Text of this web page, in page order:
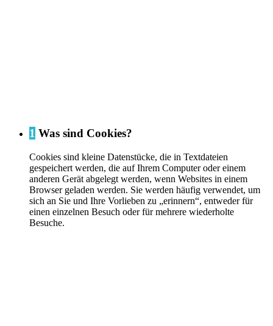
1 Was sind Cookies?
Cookies sind kleine Datenstücke, die in Textdateien
gespeichert werden, die auf Ihrem Computer oder einem
anderen Gerät abgelegt werden, wenn Websites in einem
Browser geladen werden. Sie werden häufig verwendet, um
sich an Sie und Ihre Vorlieben zu „erinnern“, entweder für
einen einzelnen Besuch oder für mehrere wiederholte
Besuche.